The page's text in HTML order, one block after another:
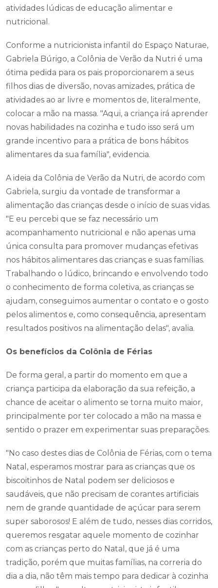
atividades lúdicas de educação alimentar e
nutricional.
Conforme a nutricionista infantil do Espaço Naturae,
Gabriela Búrigo, a Colônia de Verão da Nutri é uma
ótima pedida para os pais proporcionarem a seus
filhos dias de diversão, novas amizades, prática de
atividades ao ar livre e momentos de, literalmente,
colocar a mão na massa. "Aqui, a criança irá aprender
novas habilidades na cozinha e tudo isso será um
grande incentivo para a prática de bons hábitos
alimentares da sua família", evidencia.
A ideia da Colônia de Verão da Nutri, de acordo com
Gabriela, surgiu da vontade de transformar a
alimentação das crianças desde o início de suas vidas.
"E eu percebi que se faz necessário um
acompanhamento nutricional e não apenas uma
única consulta para promover mudanças efetivas
nos hábitos alimentares das crianças e suas famílias.
Trabalhando o lúdico, brincando e envolvendo todo
o conhecimento de forma coletiva, as crianças se
ajudam, conseguimos aumentar o contato e o gosto
pelos alimentos e, como consequência, apresentam
resultados positivos na alimentação delas", avalia.
Os benefícios da Colônia de Férias
De forma geral, a partir do momento em que a
criança participa da elaboração da sua refeição, a
chance de aceitar o alimento se torna muito maior,
principalmente por ter colocado a mão na massa e
sentido o prazer em experimentar suas preparações.
"No caso destes dias de Colônia de Férias, com o tema
Natal, esperamos mostrar para as crianças que os
biscoitinhos de Natal podem ser deliciosos e
saudáveis, que não precisam de corantes artificiais
nem de grande quantidade de açúcar para serem
super saborosos! E além de tudo, nesses dias corridos,
queremos resgatar aquele momento de cozinhar
com as crianças perto do Natal, que já é uma
tradição, porém que muitas famílias, na correria do
dia a dia, não têm mais tempo para dedicar à cozinha